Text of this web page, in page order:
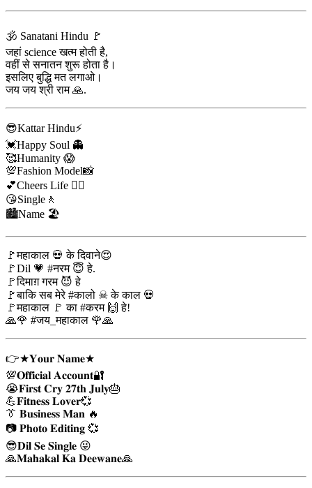
🕉️ Sanatani Hindu 🚩
जहां science खत्म होती है,
वहीं से सनातन शुरू होता है।
इसलिए बुद्धि मत लगाओ।
जय जय श्री राम 🙏.
😎Kattar Hindu⚡
💓Happy Soul 👻
🥰Humanity 😱
💯Fashion Model📸
💕Cheers Life ✌🏻
😘Single🚶
🏙️Name 🏖
🚩महाकाल 💀 के दिवाने😍
🚩Dil 💗 #नरम 😇 हे.
🚩दिमाग़ गरम 😈 हे
🚩बाकि सब मेरे #कालो ☠ के काल 💀
🚩महाकाल 🚩 का #करम 🙌 हे!
🙏🌹 #जय_महाकाल 🌹🙏
👉★𝐘𝐨𝐮𝐫 𝐍𝐚𝐦𝐞★
💯𝐎𝐟𝐟𝐢𝐜𝐢𝐚𝐥 𝐀𝐜𝐜𝐨𝐮𝐧𝐭🔐
😭𝐅𝐢𝐫𝐬𝐭 𝐂𝐫𝐲 𝟐𝟕𝐭𝐡 𝐉𝐮𝐥𝐲🎂
💪𝐅𝐢𝐭𝐧𝐞𝐬𝐬 𝐋𝐨𝐯𝐞𝐫💞
👔 𝐁𝐮𝐬𝐢𝐧𝐞𝐬𝐬 𝐌𝐚𝐧 🔥
📷 𝐏𝐡𝐨𝐭𝐨 𝐄𝐝𝐢𝐭𝐢𝐧𝐠 💞
😎𝐃𝐢𝐥 𝐒𝐞 𝐒𝐢𝐧𝐠𝐥𝐞 😜
🙏𝐌𝐚𝐡𝐚𝐤𝐚𝐥 𝐊𝐚 𝐃𝐞𝐞𝐰𝐚𝐧𝐞🙏